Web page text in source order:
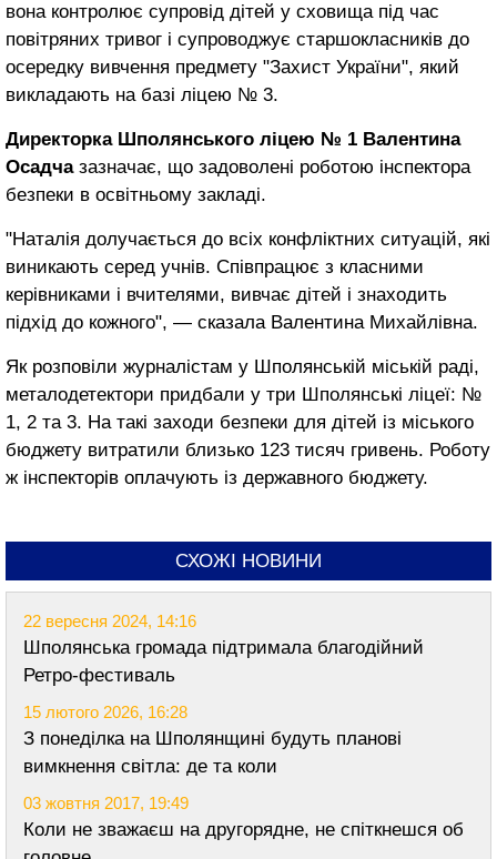
вона контролює супровід дітей у сховища під час
повітряних тривог і супроводжує старшокласників до
осередку вивчення предмету "Захист України", який
викладають на базі ліцею № 3.
Директорка Шполянського ліцею № 1 Валентина
Осадчазазначає, що задоволені роботою інспектора
безпеки в освітньому закладі.
"Наталія долучається до всіх конфліктних ситуацій, які
виникають серед учнів. Співпрацює з класними
керівниками і вчителями, вивчає дітей і знаходить
підхід до кожного", — сказала Валентина Михайлівна.
Як розповіли журналістам у Шполянській міській раді,
металодетектори придбали у три Шполянські ліцеї: №
1, 2 та 3. На такі заходи безпеки для дітей із міського
бюджету витратили близько 123 тисяч гривень. Роботу
ж інспекторів оплачують із державного бюджету.
СХОЖІ НОВИНИ
22 вересня 2024, 14:16
Шполянська громада підтримала благодійний
Ретро-фестиваль
15 лютого 2026, 16:28
З понеділка на Шполянщині будуть планові
вимкнення світла: де та коли
03 жовтня 2017, 19:49
Коли не зважаєш на другорядне, не спіткнешся об